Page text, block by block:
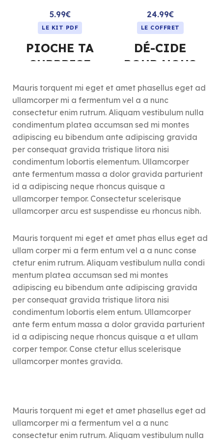
5.99€
LE KIT PDF
PIOCHE TA
SURPRISE
🎁 Et si chaque mois
devenait une surprise pour
vous deux ?
transforme un simple bocal
en distributeur de tendresse
et d’attentions qui font
sourire.
Pensé pour entretenir la
rituel transforme les mois
ordinaires en moments
extraordinaires. Parce qu’on
n’a pas besoin d’attendre un
plaisir.
Taxes
incluses
Frais
d’expédition
calculés à l’étape
Expédié
sous
48h
Imaginé et
assemblé
avec amour
en France
24.99€
LE COFFRET
DÉ-CIDE
POUR NOUS
🎲 Et si un dé pouvait briser
complicité ?
Fini les éternels “comme tu
veux”, “je sais pas”, “on
verra”… Avec le coffret Dé-
cide pour nous, laissez le
quotidien à deux.
Imaginé pour remettre du
fun, de la surprise et du lien
dans votre couple, ce jeu
vous aide à sortir des
amuser ensemble.
Taxes
incluses
Frais
d’expédition
calculés à l’étape
Expédié
sous
48h
Imaginé et
assemblé
avec amour
en France
Mauris torquent mi eget et amet phasellus eget ad
ullamcorper mi a fermentum vel a a nunc
consectetur enim rutrum. Aliquam vestibulum nulla
condimentum platea accumsan sed mi montes
adipiscing eu bibendum ante adipiscing gravida
per consequat gravida tristique litora nisi
condimentum lobortis elementum. Ullamcorper
ante fermentum massa a dolor gravida parturient
id a adipiscing neque rhoncus quisque a
ullamcorper tempor. Consectetur scelerisque
ullamcorper arcu est suspendisse eu rhoncus nibh.
Mauris torquent mi eget et amet phas ellus eget ad
ullam corper mi a ferm entum vel a a nunc conse
ctetur enim rutrum. Aliquam vestibulum nulla condi
mentum platea accumsan sed mi montes
adipiscing eu bibendum ante adipiscing gravida
per consequat gravida tristique litora nisi
condimentum lobortis elem entum. Ullamcorper
ante ferm entum massa a dolor gravida parturient
id a adipiscing neque rhoncus quisque a et ullam
corper tempor. Conse ctetur ellus scelerisque
ullamcorper montes gravida.
Mauris torquent mi eget et amet phasellus eget ad
ullamcorper mi a fermentum vel a a nunc
consectetur enim rutrum. Aliquam vestibulum nulla